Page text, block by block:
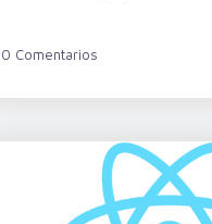
0 Comentarios